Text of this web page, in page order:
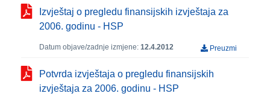
Izvještaj o pregledu finansijskih izvještaja za
2006. godinu - HSP
Datum objave/zadnje izmjene: 12.4.2012 Preuzmi
Potvrda izvještaja o pregledu finansijskih
izvještaja za 2006. godinu - HSP